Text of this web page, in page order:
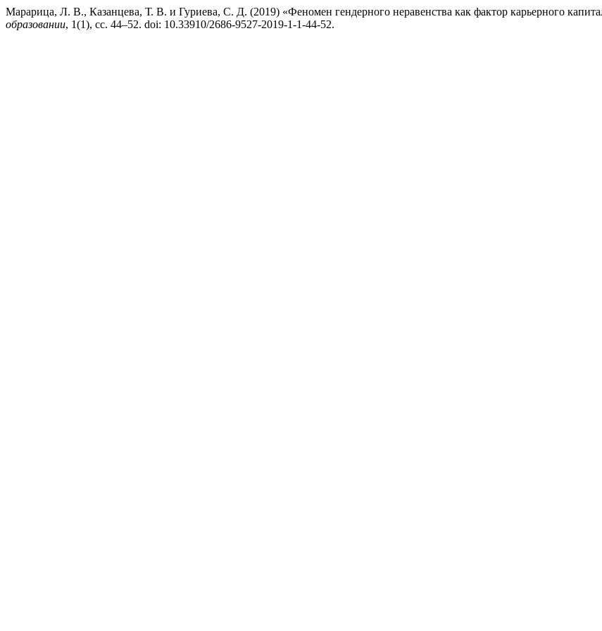
Марарица, Л. В., Казанцева, Т. В. и Гуриева, С. Д. (2019) «Феномен гендерного неравенства как фактор карьерного
образовании, 1(1), сс. 44–52. doi: 10.33910/2686-9527-2019-1-1-44-52.